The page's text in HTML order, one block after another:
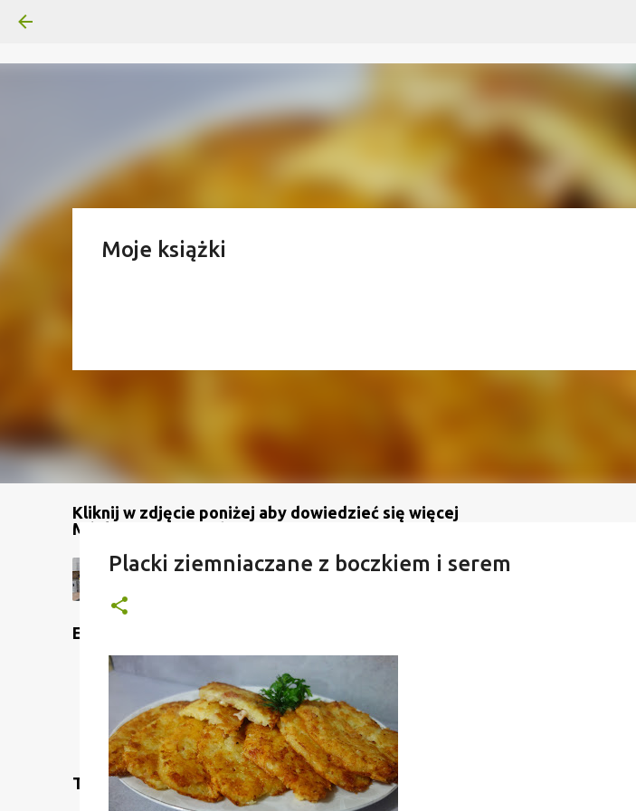
Kliknij w zdjęcie poniżej aby dowiedzieć się więcej
Moje książki
Mój kanał na YouTube
Etykiety
Translate
Placki ziemniaczane z boczkiem i serem